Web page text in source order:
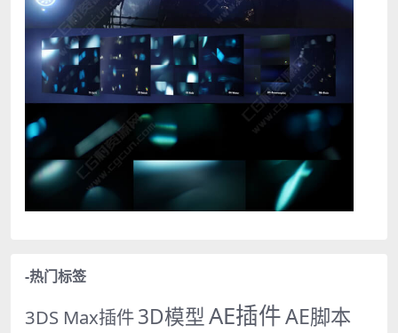
-热门标签
3DS Max插件3D模型AE插件AE脚本